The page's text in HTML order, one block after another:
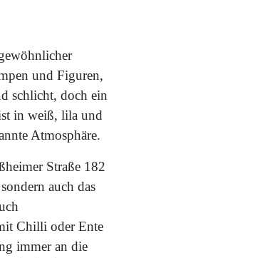
und Figuren,
schlicht, doch ein
in weiß, lila und
Atmosphäre.
Straße 182
auch das
Chilli oder Ente
immer an die